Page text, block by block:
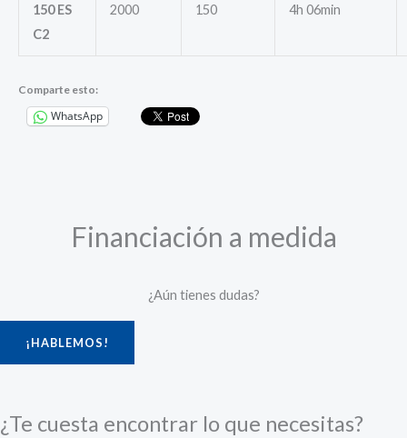
150 ES
C2
2000 150 4h 06min
Comparte esto:
WhatsApp
Financiación a medida
¿Aún tienes dudas?
¡HABLEMOS!
¿Te cuesta encontrar lo que necesitas?